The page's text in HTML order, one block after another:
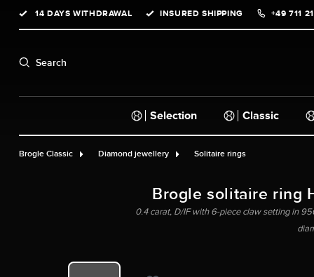
Skip to main navigation
14 DAYS WITHDRAWAL INSURED SHIPPING +49 711
Search
Selection Classic
Brogle Classic Diamond jewellery Solitaire rings
Brogle solitaire ring
0.4 carat, D/IF with 6-piece claw setting in